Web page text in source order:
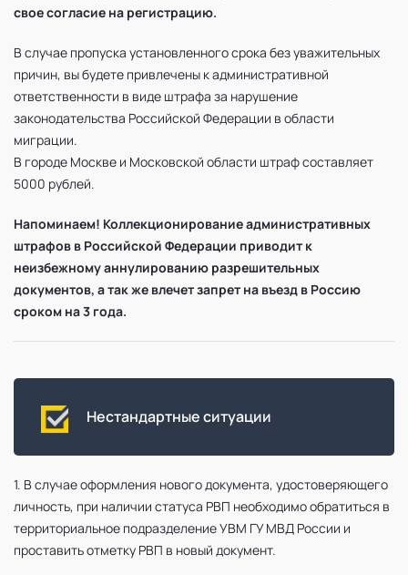
свое согласие на регистрацию.
В случае пропуска установленного срока без уважительных
причин, вы будете привлечены к административной
ответственности в виде штрафа за нарушение
законодательства Российской Федерации в области
миграции.
В городе Москве и Московской области штраф составляет
5000 рублей.
Напоминаем! Коллекционирование административных
штрафов в Российской Федерации приводит к
неизбежному аннулированию разрешительных
документов, а так же влечет запрет на въезд в Россию
сроком на 3 года.
Нестандартные ситуации
1. В случае оформления нового документа, удостоверяющего
личность, при наличии статуса РВП необходимо обратиться в
территориальное подразделение УВМ ГУ МВД России и
проставить отметку РВП в новый документ.